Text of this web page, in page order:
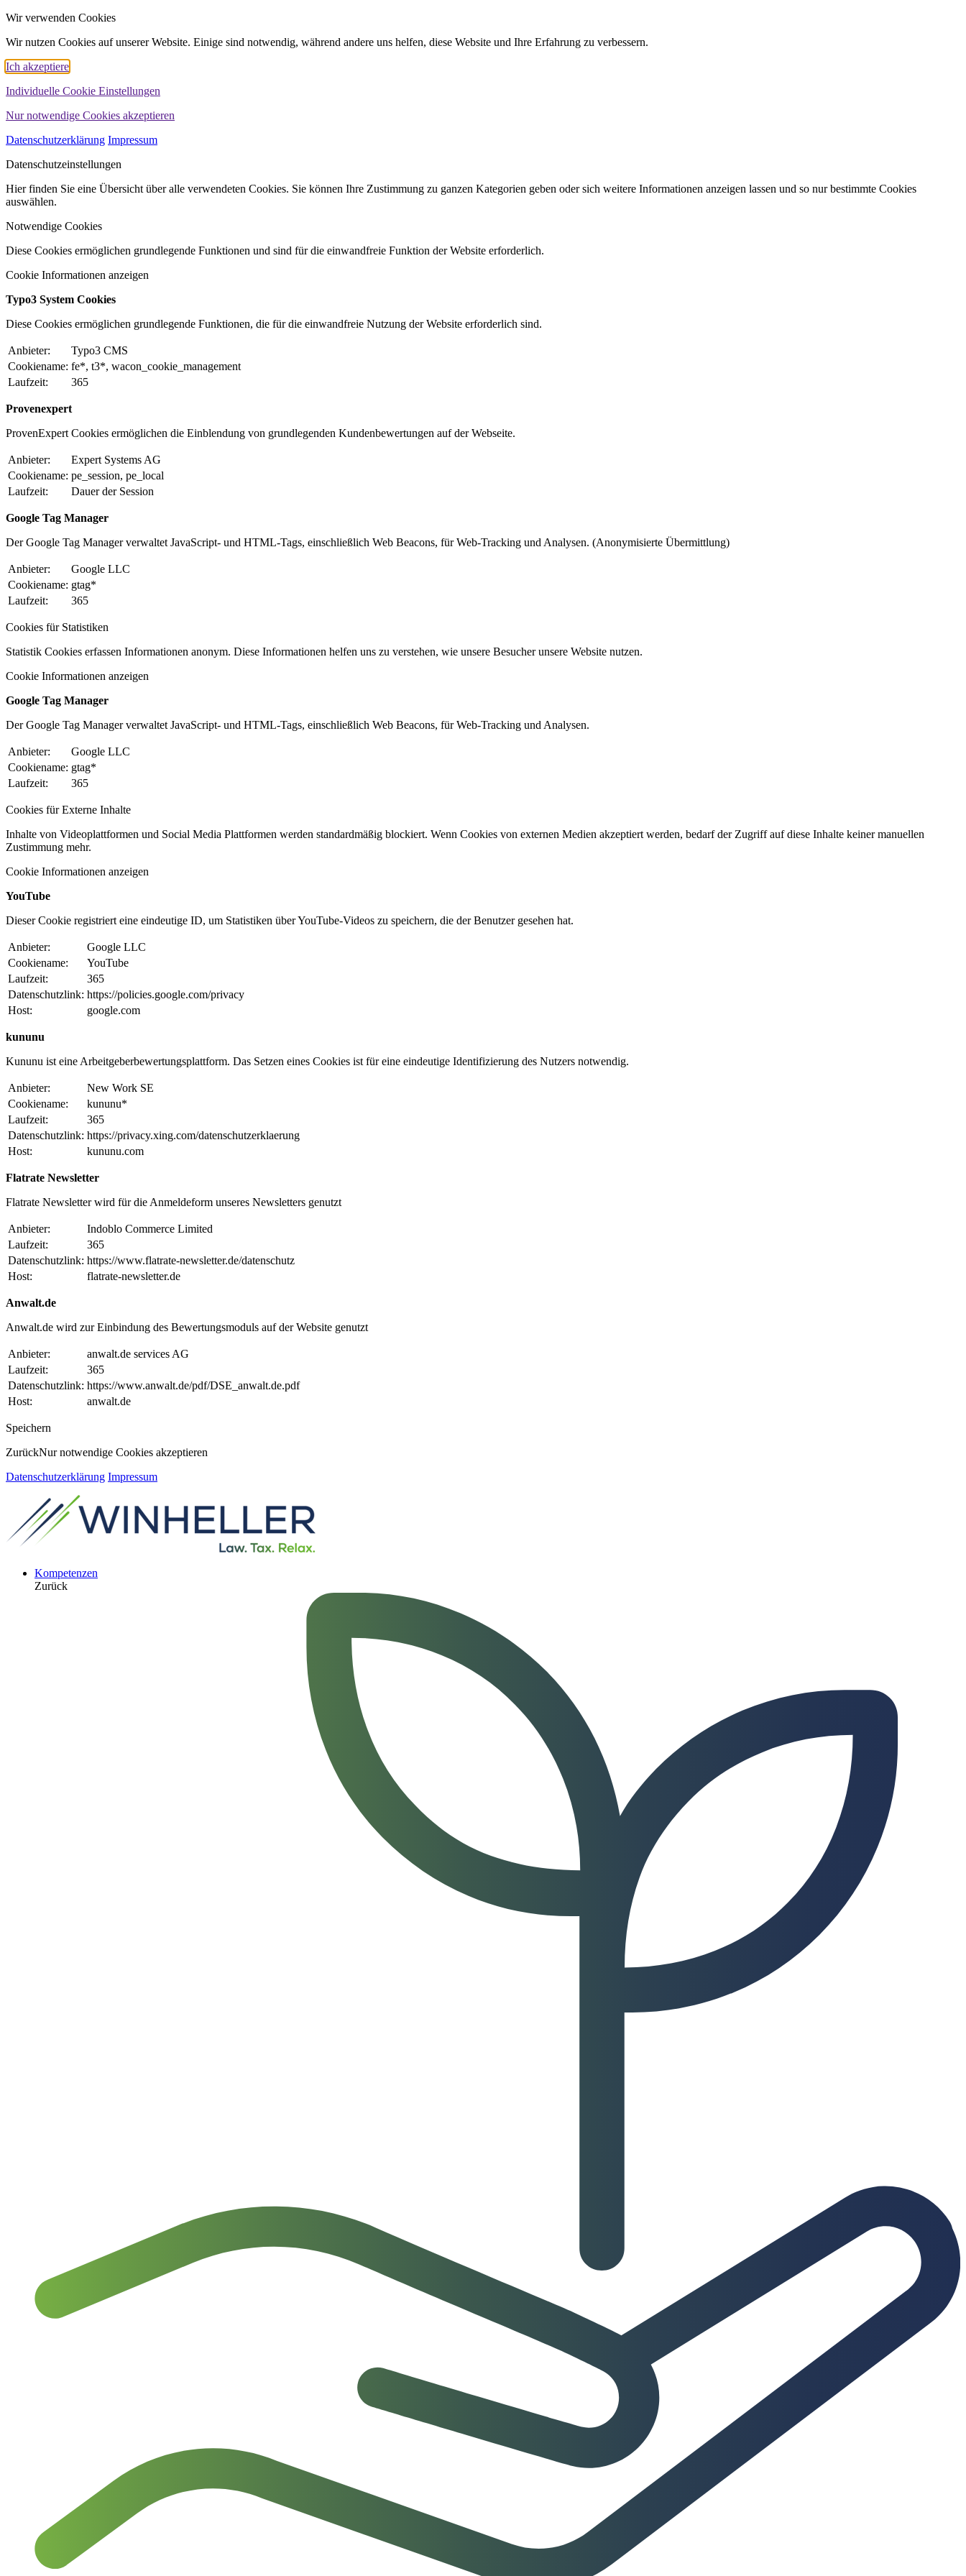
Wir verwenden Cookies
Wir nutzen Cookies auf unserer Website. Einige sind notwendig, während andere uns helfen, diese Website und Ihre Erfahrung zu verbessern.
Ich akzeptiere
Individuelle Cookie Einstellungen
Nur notwendige Cookies akzeptieren
Datenschutzerklärung Impressum
Datenschutzeinstellungen
Hier finden Sie eine Übersicht über alle verwendeten Cookies. Sie können Ihre Zustimmung zu ganzen Kategorien geben oder sich weitere Informationen anzeigen lassen und so nur bestimmte Cookies
auswählen.
Notwendige Cookies
Diese Cookies ermöglichen grundlegende Funktionen und sind für die einwandfreie Funktion der Website erforderlich.
Cookie Informationen anzeigen
Typo3 System Cookies
Diese Cookies ermöglichen grundlegende Funktionen, die für die einwandfreie Nutzung der Website erforderlich sind.
Anbieter:
Typo3 CMS
Cookiename: fe*, t3*, wacon_cookie_management
Laufzeit:
365
Provenexpert
ProvenExpert Cookies ermöglichen die Einblendung von grundlegenden Kundenbewertungen auf der Webseite.
Anbieter:
Expert Systems AG
Cookiename: pe_session, pe_local
Laufzeit:
Dauer der Session
Google Tag Manager
Der Google Tag Manager verwaltet JavaScript- und HTML-Tags, einschließlich Web Beacons, für Web-Tracking und Analysen. (Anonymisierte Übermittlung)
Anbieter:
Google LLC
Cookiename: gtag*
Laufzeit:
365
Cookies für Statistiken
Statistik Cookies erfassen Informationen anonym. Diese Informationen helfen uns zu verstehen, wie unsere Besucher unsere Website nutzen.
Cookie Informationen anzeigen
Google Tag Manager
Der Google Tag Manager verwaltet JavaScript- und HTML-Tags, einschließlich Web Beacons, für Web-Tracking und Analysen.
Anbieter:
Google LLC
Cookiename: gtag*
Laufzeit:
365
Cookies für Externe Inhalte
Inhalte von Videoplattformen und Social Media Plattformen werden standardmäßig blockiert. Wenn Cookies von externen Medien akzeptiert werden, bedarf der Zugriff auf diese Inhalte keiner manuellen
Zustimmung mehr.
Cookie Informationen anzeigen
YouTube
Dieser Cookie registriert eine eindeutige ID, um Statistiken über YouTube-Videos zu speichern, die der Benutzer gesehen hat.
Anbieter:
Google LLC
Cookiename:
YouTube
Laufzeit:
365
Datenschutzlink: https://policies.google.com/privacy
Host:
google.com
kununu
Kununu ist eine Arbeitgeberbewertungsplattform. Das Setzen eines Cookies ist für eine eindeutige Identifizierung des Nutzers notwendig.
Anbieter:
New Work SE
Cookiename:
kununu*
Laufzeit:
365
Datenschutzlink: https://privacy.xing.com/datenschutzerklaerung
Host:
kununu.com
Flatrate Newsletter
Flatrate Newsletter wird für die Anmeldeform unseres Newsletters genutzt
Anbieter:
Indoblo Commerce Limited
Laufzeit:
365
Datenschutzlink: https://www.flatrate-newsletter.de/datenschutz
Host:
flatrate-newsletter.de
Anwalt.de
Anwalt.de wird zur Einbindung des Bewertungsmoduls auf der Website genutzt
Anbieter:
anwalt.de services AG
Laufzeit:
365
Datenschutzlink: https://www.anwalt.de/pdf/DSE_anwalt.de.pdf
Host:
anwalt.de
Speichern
ZurückNur notwendige Cookies akzeptieren
Datenschutzerklärung Impressum
Kompetenzen
Zurück